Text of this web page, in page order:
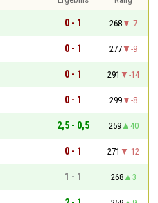
0 - 1 268
-7
0 - 1 277
-9
0 - 1 291
-14
0 - 1 299
-8
2,5 - 0,5 259
40
0 - 1 271
-12
1 - 1 268
3